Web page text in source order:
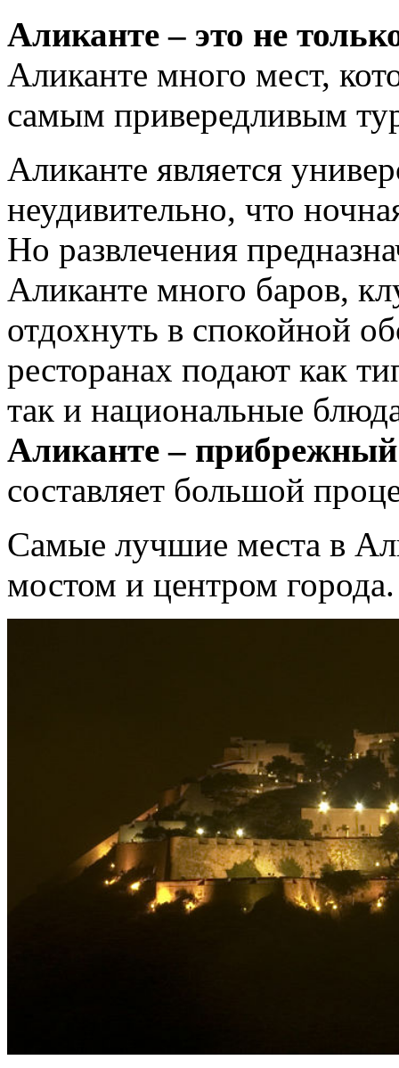
Аликанте – это не
Аликанте много мест,
самым привередливым
Аликанте является
неудивительно, что
Но развлечения
Аликанте много баров,
отдохнуть в спокойной
ресторанах подают как
так и национальные
Аликанте – прибрежный
составляет большой
Самые лучшие места в
мостом и центром города.